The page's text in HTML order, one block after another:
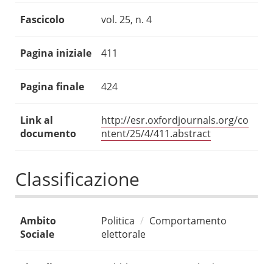
Fascicolo vol. 25, n. 4
Pagina iniziale 411
Pagina finale 424
Link al
documento
http://esr.oxfordjournals.org/co
ntent/25/4/411.abstract
Classificazione
Ambito
Sociale
Politica
Comportamento
elettorale